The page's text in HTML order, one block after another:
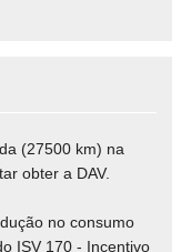
(27500 km) na
obter a DAV.
no consumo
ISV 170 - Incentivo